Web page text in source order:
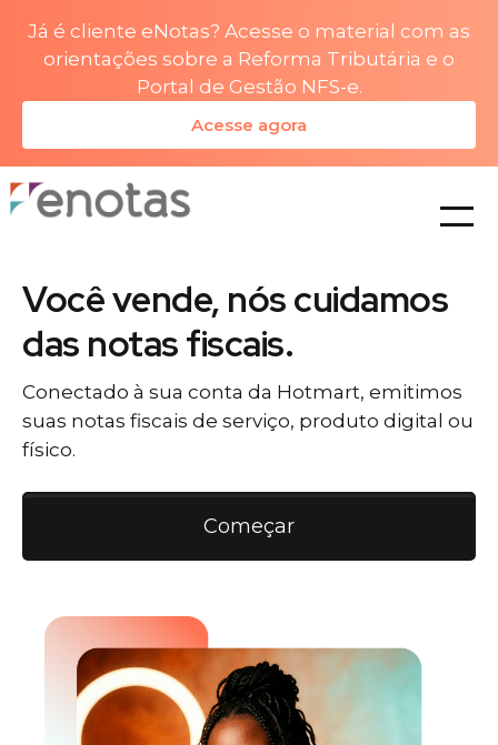
Já é cliente eNotas? Acesse o material com as
orientações sobre a Reforma Tributária e o
Portal de Gestão NFS-e.
Acesse agora
planos
Você vende, nós cuidamos
das notas fiscais.
Conectado à sua conta da Hotmart, emitimos
suas notas fiscais de serviço, produto digital ou
físico.
Começar